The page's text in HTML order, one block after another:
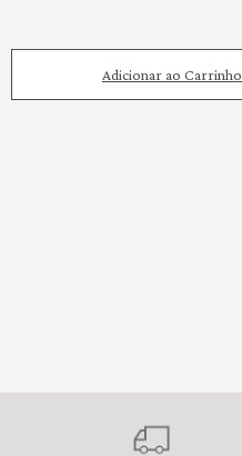
Adicionar ao Carrinho